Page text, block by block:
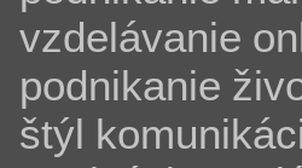
vzdelávanie
podnikanie
štýl